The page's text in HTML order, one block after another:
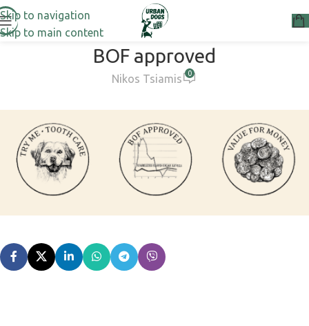
Skip to navigation
Skip to main content
BOF approved
Nikos Tsiamis 0